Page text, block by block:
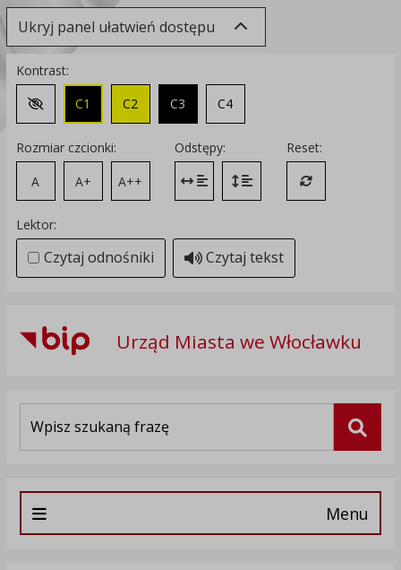
Ukryj panel ułatwień dostępu
Kontrast:
Zmień kontrast na domyślny
C1 C2 C3 C4
Rozmiar czcionki:
A
A+ A++
Odstępy:
Zmień odstęp między literami
Zmień interlinię i margines
Reset:
Przywróć
Lektor:
Czytaj odnośniki Czytaj tekst
Urząd Miasta we Włocławku
Menu